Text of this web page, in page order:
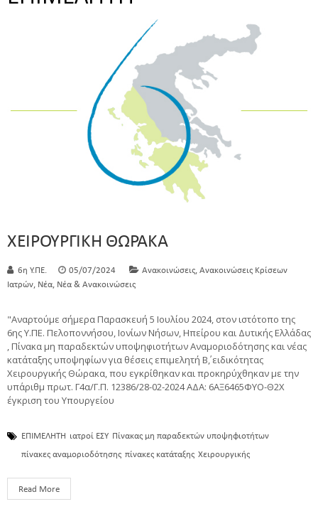
ΧΕΙΡΟΥΡΓΙΚΗ ΘΩΡΑΚΑ
6η Υ.ΠΕ. 05/07/2024 Ανακοινώσεις, Ανακοινώσεις Κρίσεων
Ιατρών, Νέα, Νέα & Ανακοινώσεις
"Αναρτούμε σήμερα Παρασκευή 5 Ιουλίου 2024, στον ιστότοπο της
6ης Υ.ΠΕ. Πελοποννήσου, Ιονίων Νήσων, Ηπείρου και Δυτικής Ελλάδας
, Πίνακα μη παραδεκτών υποψηφιοτήτων Αναμοριοδότησης και νέας
κατάταξης υποψηφίων για θέσεις επιμελητή Β΄, ειδικότητας
Χειρουργικής Θώρακα, που εγκρίθηκαν και προκηρύχθηκαν με την
υπ΄αριθμ πρωτ. Γ4α/Γ.Π. 12386/28-02-2024 ΑΔΑ: 6ΑΞ6465ΦΥΟ-Θ2Χ
έγκριση του Υπουργείου
ΕΠΙΜΕΛΗΤΗ ιατροί ΕΣΥ Πίνακας μη παραδεκτών υποψηφιοτήτων
πίνακες αναμοριοδότησης πίνακες κατάταξης Χειρουργικής
Read More